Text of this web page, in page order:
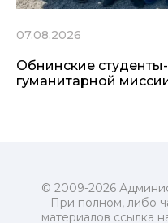
07.08.2026
Обнинские
гуманитарной
© 2009-2026
При полном, либо
материалов ссылка